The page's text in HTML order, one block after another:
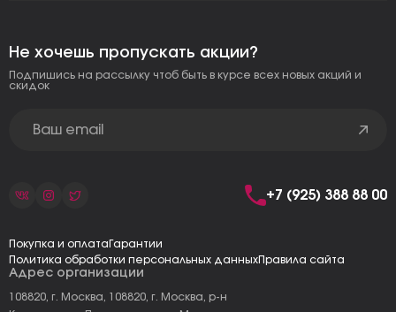
Адрес организации
108820, г. Москва, 108820, г. Москва, р-н
Не хочешь пропускать акции?
Подпишись на рассылку чтоб быть в курсе всех новых акций и
скидок
+7 (925) 388 88 00
Покупка и оплата Гарантии
Политика обработки персональных данныхПравила сайта